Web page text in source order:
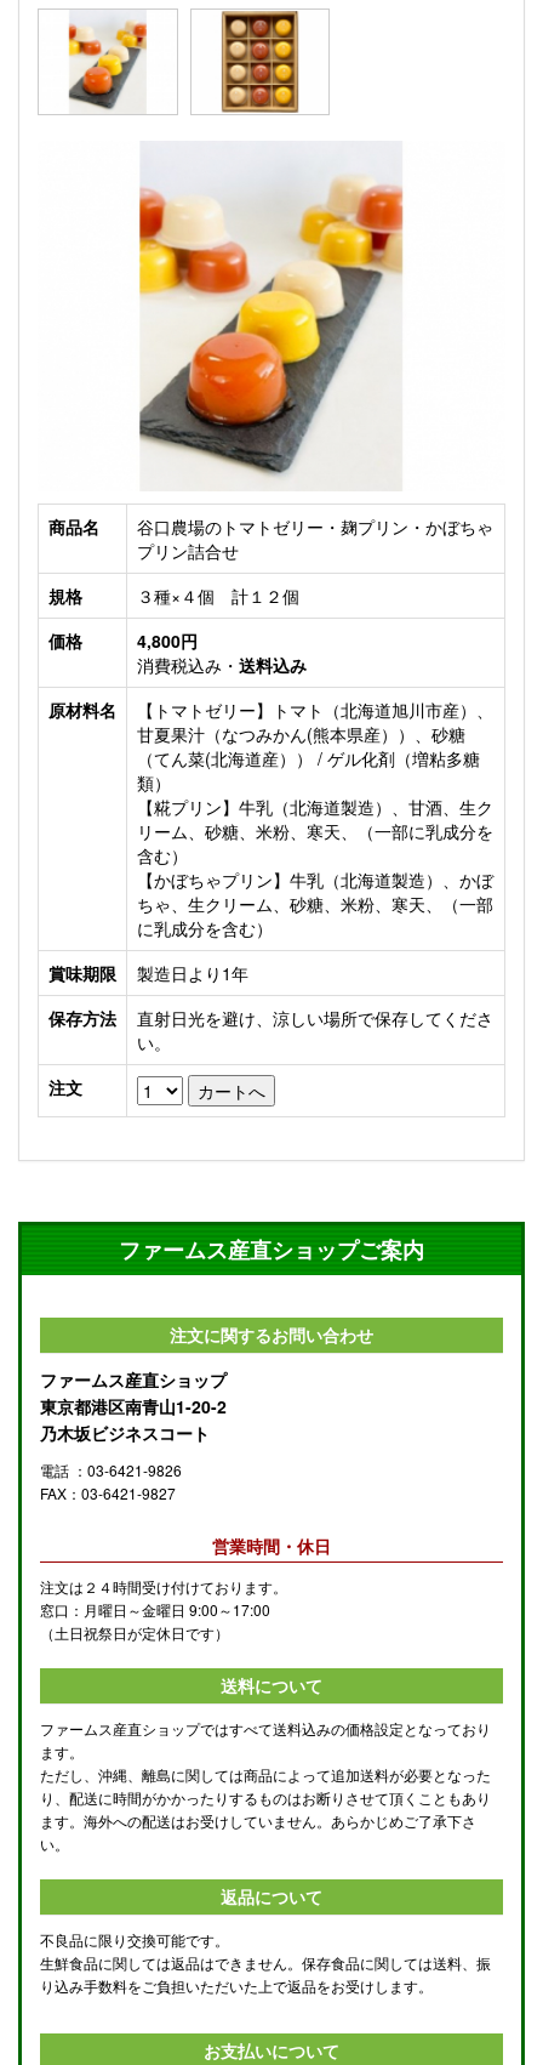
商品名
谷口農場のトマトゼリー・麹プリン・かぼちゃ
プリン詰合せ
規格
３種×４個 計１２個
価格
4,800円
消費税込み・ 送料込み
原材料名
【トマトゼリー】トマト（北海道旭川市産）、
甘夏果汁（なつみかん(熊本県産））、砂糖
（てん菜(北海道産）） / ゲル化剤（増粘多糖
類）
【糀プリン】牛乳（北海道製造）、甘酒、生ク
リーム、砂糖、米粉、寒天、（一部に乳成分を
含む）
【かぼちゃプリン】牛乳（北海道製造）、かぼ
ちゃ、生クリーム、砂糖、米粉、寒天、（一部
に乳成分を含む）
賞味期限
製造日より1年
保存方法
直射日光を避け、涼しい場所で保存してくださ
い。
注文
ファームス産直ショップご案内
注文に関するお問い合わせ
ファームス産直ショップ
東京都港区南青山1-20-2
乃木坂ビジネスコート
電話 ：03-6421-9826
FAX：03-6421-9827
営業時間・休日
注文は２４時間受け付けております。
窓口：月曜日～金曜日 9:00～17:00
（土日祝祭日が定休日です）
送料について
ファームス産直ショップではすべて送料込みの価格設定となっており
ます。
ただし、沖縄、離島に関しては商品によって追加送料が必要となった
り、配送に時間がかかったりするものはお断りさせて頂くこともあり
ます。海外への配送はお受けしていません。あらかじめご了承下さ
い。
返品について
不良品に限り交換可能です。
生鮮食品に関しては返品はできません。保存食品に関しては送料、振
り込み手数料をご負担いただいた上で返品をお受けします。
お支払いについて